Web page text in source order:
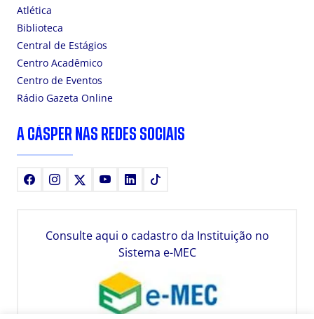
Atlética
Biblioteca
Central de Estágios
Centro Acadêmico
Centro de Eventos
Rádio Gazeta Online
A CÁSPER NAS REDES SOCIAIS
FacebookInstagram YoutubeLinkedIn
Consulte aqui o cadastro da Instituição no
Sistema e-MEC